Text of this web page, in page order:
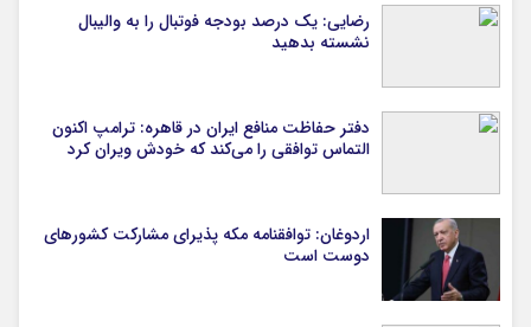
رضایی: یک درصد بودجه فوتبال را به والیبال
نشسته بدهید
دفتر حفاظت منافع ایران در قاهره: ترامپ اکنون
التماس توافقی را می‌کند که خودش ویران کرد
اردوغان: توافقنامه مکه پذیرای مشارکت کشورهای
دوست است